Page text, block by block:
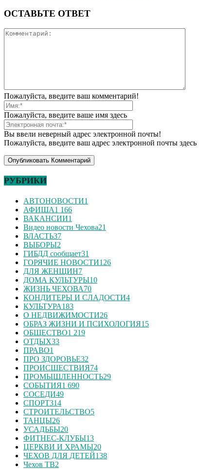
ОСТАВЬТЕ ОТВЕТ
Пожалуйста, введите ваш комментарий!
Пожалуйста, введите ваше имя здесь
Вы ввели неверный адрес электронной почты!
Пожалуйста, введите ваш адрес электронной почты здесь
РУБРИКИ
АВТОНОВОСТИ1
АФИША1 166
ВАКАНСИИ1
Видео новости Чехова21
ВЛАСТЬ37
ВЫБОРЫ2
ГИБДД сообщает31
ГОРЯЧИЕ НОВОСТИ126
ДЛЯ ЖЕНЩИН7
ДОМА КУЛЬТУРЫ10
ЖИЗНЬ ЧЕХОВА70
КОНДИТЕРЫ И СЛАДОСТИ4
КУЛЬТУРА183
О НЕДВИЖИМОСТИ26
ОБРАЗ ЖИЗНИ И ПСИХОЛОГИЯ15
ОБЩЕСТВО1 219
ОТДЫХ33
ПРАВО1
ПРО ЗДОРОВЬЕ32
ПРОИСШЕСТВИЯ74
ПРОМЫШЛЕННОСТЬ29
СОБЫТИЯ1 690
СОСЕДИ49
СПОРТ314
СТРОИТЕЛЬСТВО5
ТАНЦЫ26
УСАДЬБЫ20
ФИТНЕС-КЛУБЫ13
ЦЕРКВИ И ХРАМЫ20
ЧЕХОВ ДЛЯ ДЕТЕЙ138
Чехов ТВ2